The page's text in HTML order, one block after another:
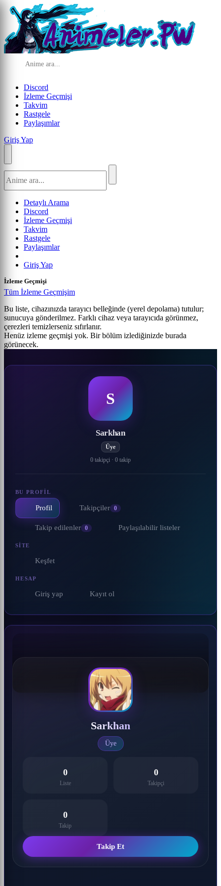
Discord
İzleme Geçmişi
Takvim
Rastgele
Paylaşımlar
Giriş Yap
Detaylı Arama
Discord
İzleme Geçmişi
Takvim
Rastgele
Paylaşımlar
Giriş Yap
İzleme Geçmişi
Tüm İzleme Geçmişim
Bu liste, cihazınızda tarayıcı belleğinde (yerel depolama) tutulur;
sunucuya gönderilmez. Farklı cihaz veya tarayıcıda görünmez,
çerezleri temizlerseniz sıfırlanır.
Henüz izleme geçmişi yok. Bir bölüm izlediğinizde burada
görünecek.
S
Sarkhan
Üye
0 takipçi · 0 takip
BU PROFIL
Profil Takipçiler 0
Takip edilenler 0 Paylaşılabilir listeler
SITE
Keşfet
HESAP
Giriş yap Kayıt ol
Sarkhan
Üye
0
Liste
0
Takipçi
0
Takip
Takip Et